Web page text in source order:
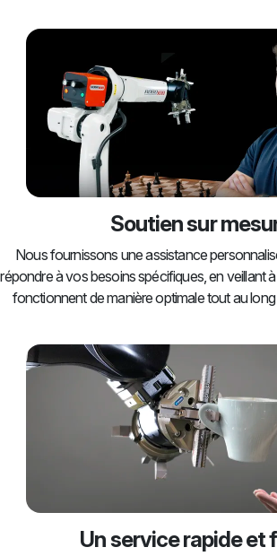
Soutien sur
Nous fournissons une assistance
répondre à vos besoins spécifiques, en veillant
fonctionnent de manière optimale tout au
Un service rapide et